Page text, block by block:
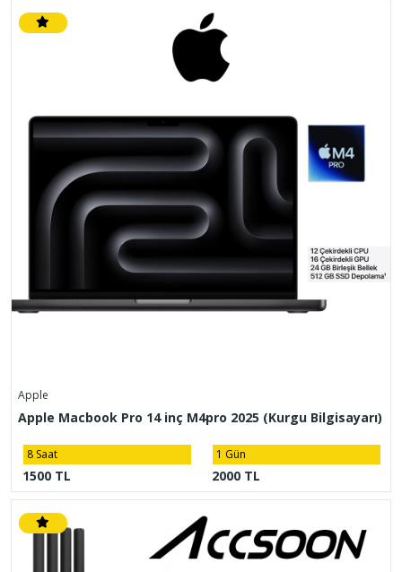
Apple
Apple Macbook Pro 14 inç M4pro 2025 (Kurgu Bilgisayarı)
8 Saat
1500 TL
1 Gün
2000 TL